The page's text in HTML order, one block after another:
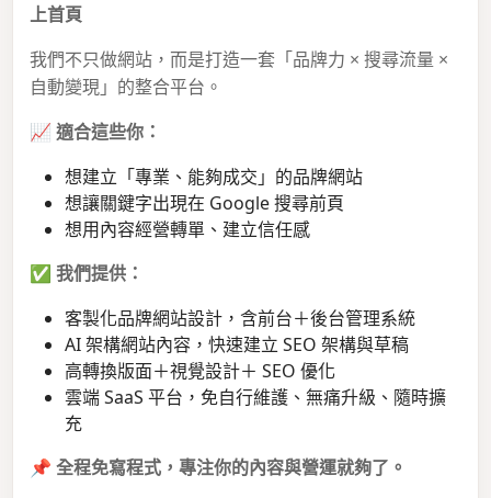
上首頁
我們不只做網站，而是打造一套「品牌力 × 搜尋流量 ×
自動變現」的整合平台。
📈 適合這些你：
想建立「專業、能夠成交」的品牌網站
想讓關鍵字出現在 Google 搜尋前頁
想用內容經營轉單、建立信任感
✅ 我們提供：
客製化品牌網站設計，含前台＋後台管理系統
AI 架構網站內容，快速建立 SEO 架構與草稿
高轉換版面＋視覺設計＋ SEO 優化
雲端 SaaS 平台，免自行維護、無痛升級、隨時擴
充
📌 全程免寫程式，專注你的內容與營運就夠了。